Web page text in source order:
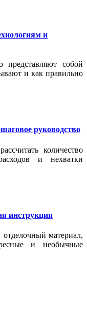
и
собой
и как правильно
руководство
количество
и нехватки
инструкция
материал,
и необычные